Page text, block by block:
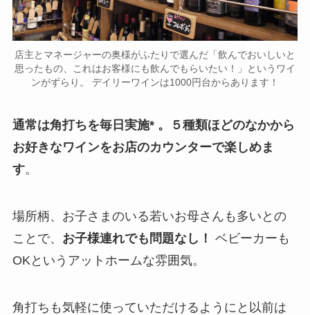
店主とマネージャーの奥様がふたりで選んだ「飲んでおいしいと
思ったもの、これはお客様にも飲んでもらいたい！」というワイ
ンがずらり。 デイリーワインは1000円台からあります！
通常は角打ちを毎日実施* 。５種類ほどのなかから
お好きなワインをお店のカウンターで楽しめま
す。
場所柄、お子さまのいる若いお母さんも多いとの
ことで、 お子様連れでも問題なし！ ベビーカーも
OKというアットホームな雰囲気。
角打ちも気軽に使っていただけるようにと以前は